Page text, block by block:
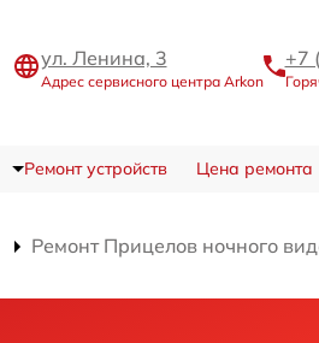
ул. Ленина, 3
Адрес сервисного центра Arkon
+7
Ремонт устройств Цена ремонта
Ремонт Прицелов ночного